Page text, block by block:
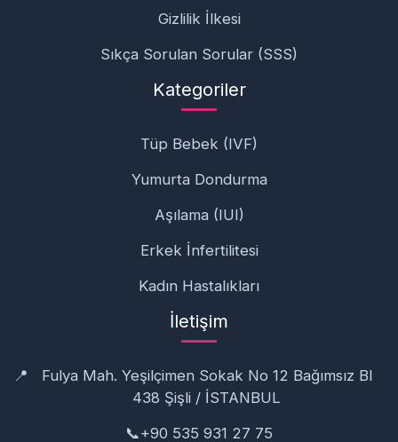
Gizlilik İlkesi
Sıkça Sorulan Sorular (SSS)
Kategoriler
Tüp Bebek (IVF)
Yumurta Dondurma
Aşılama (IUI)
Erkek İnfertilitesi
Kadın Hastalıkları
İletişim
📍
Fulya Mah. Yeşilçimen Sokak No 12 Bağımsız Bl
438 Şişli / İSTANBUL
📞+90 535 931 27 75